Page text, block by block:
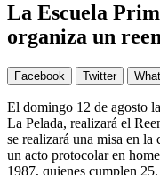
La Escuela
organiza un
Facebook Twitter
El domingo 12 de agosto
La Pelada, realizará el
se realizará una misa en
un acto protocolar en
1987, quienes cumplen